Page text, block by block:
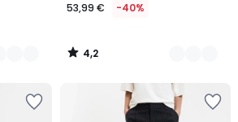
53,99 € -40%
4,2
/